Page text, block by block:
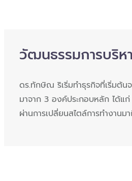
วัฒนธรรมการบริ
ดร.ทักษิณ ริเริ่มทำธุรกิจที่เริ่มต้น
มาจาก 3 องค์ประกอบหลัก ได้แ
ผ่านการเปลี่ยนสไตล์การทำงานม